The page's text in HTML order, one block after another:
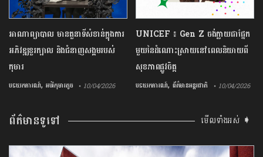
អាណាព្យាបាល មានតួនាទីសំខាន់ក្នុងការ
អភិវឌ្ឍខួរក្បាល និងជំនាញសង្គមរបស់
កុមារ
បទយកការណ៍, អប់រំកុមារតូច • 10/04/2026
UNICEF ៖ Gen Z ចង់ក្លាយ​ជា​ផ្នែក​
មួយ​នៃ​ដំណោះស្រាយ​នៅ​ពេល​និយាយ​ពី
សុខភាព​ផ្លូវចិត្ត
បទយកការណ៍, ព័ត៌មានអន្តរជាតិ • 10/04/2026
ព័ត៌មានទូទៅ មើលទាំងអស់ ➧